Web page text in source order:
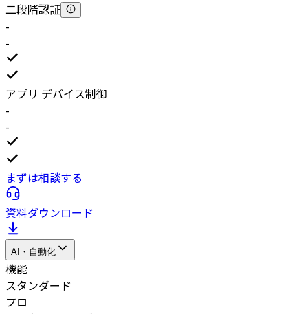
二段階認証
-
-
アプリ デバイス制御
-
-
まずは相談する
資料ダウンロード
AI・自動化
機能
スタンダード
プロ